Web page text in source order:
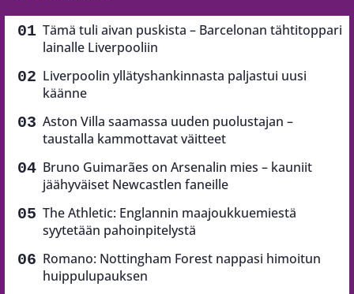
Tämä tuli aivan puskista – Barcelonan tähtitoppari
lainalle Liverpooliin
Liverpoolin yllätyshankinnasta paljastui uusi
käänne
Aston Villa saamassa uuden puolustajan –
taustalla kammottavat väitteet
Bruno Guimarães on Arsenalin mies – kauniit
jäähyväiset Newcastlen faneille
The Athletic: Englannin maajoukkuemiestä
syytetään pahoinpitelystä
Romano: Nottingham Forest nappasi himoitun
huippulupauksen